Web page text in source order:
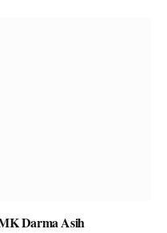
Darma Asih